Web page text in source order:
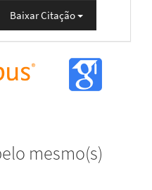
Baixar Citação
mesmo(s)